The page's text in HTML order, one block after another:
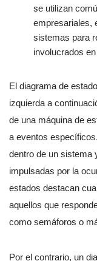
se utilizan
empresariales,
sistemas para
involucrados
El diagrama de
izquierda a
de una máquina de
a eventos
dentro de un sistema
impulsadas por la
estados destacan
aquellos que
como semáforos o
Por el contrario, un